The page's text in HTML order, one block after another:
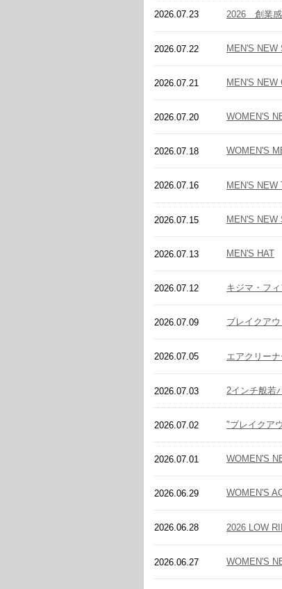
2026.07.23 2026 創業感
2026.07.22 MEN'S NEW
2026.07.21 MEN'S NEW
2026.07.20 WOMEN'S
2026.07.18 WOMEN'S
2026.07.16 MEN'S NEW
2026.07.15 MEN'S NEW
2026.07.13 MEN'S HAT
2026.07.12 キジマ・フ
2026.07.09 ブレイクア
2026.07.05 エアクリーナ
2026.07.03 2インチ般若
2026.07.02 "ブレイクア
2026.07.01 WOMEN'S
2026.06.29 WOMEN'S
2026.06.28 2026 LOW
2026.06.27 WOMEN'S